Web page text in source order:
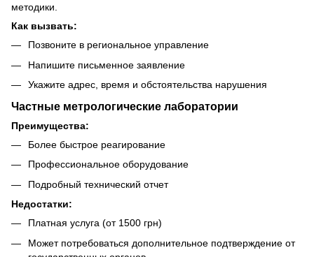
методики.
Как вызвать:
Позвоните в региональное управление
Напишите письменное заявление
Укажите адрес, время и обстоятельства нарушения
Частные метрологические лаборатории
Преимущества:
Более быстрое реагирование
Профессиональное оборудование
Подробный технический отчет
Недостатки:
Платная услуга (от 1500 грн)
Может потребоваться дополнительное подтверждение от